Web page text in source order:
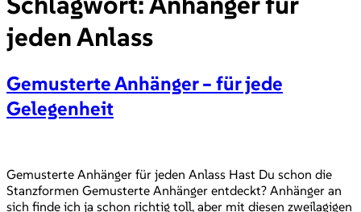
jeden Anlass
Gemusterte Anhänger – für jede
Gelegenheit
Gemusterte Anhänger für jeden Anlass Hast Du schon die
Stanzformen Gemusterte Anhänger entdeckt? Anhänger an
sich finde ich ja schon richtig toll, aber mit diesen zweilagigen